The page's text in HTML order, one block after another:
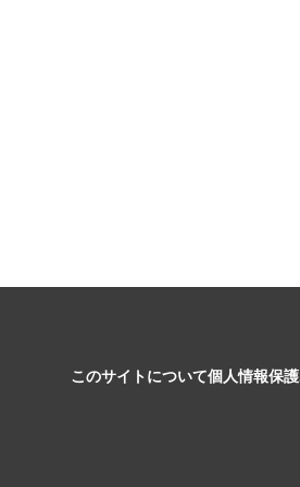
このサイトについて個人情報保